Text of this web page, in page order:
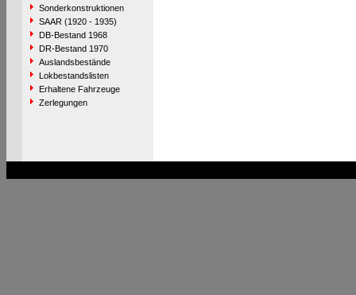
Sonderkonstruktionen
SAAR (1920 - 1935)
DB-Bestand 1968
DR-Bestand 1970
Auslandsbestände
Lokbestandslisten
Erhaltene Fahrzeuge
Zerlegungen